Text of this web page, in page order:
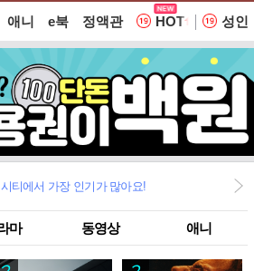
애니 e북 정액관 HOT 웹
성인
티에서 가장 인기가 많아요!
마 동영상 애니